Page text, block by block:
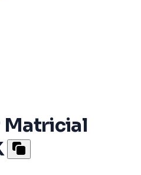
Matricial